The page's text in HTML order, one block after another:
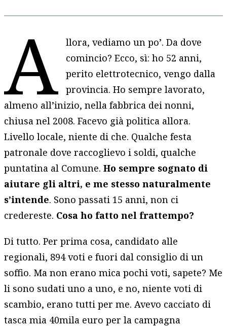
A
llora, vediamo un po’. Da dove
comincio? Ecco, sì: ho 52 anni,
perito elettrotecnico, vengo dalla
provincia. Ho sempre lavorato,
almeno all’inizio, nella fabbrica dei nonni,
chiusa nel 2008. Facevo già politica allora.
Livello locale, niente di che. Qualche festa
patronale dove raccoglievo i soldi, qualche
puntatina al Comune.Ho sempre sognato di
aiutare gli altri, e me stesso naturalmente
s’intende. Sono passati 15 anni, non ci
credereste. Cosa ho fatto nel frattempo?
Di tutto. Per prima cosa, candidato alle
regionali, 894 voti e fuori dal consiglio di un
soffio. Ma non erano mica pochi voti, sapete? Me
li sono sudati uno a uno, e no, niente voti di
scambio, erano tutti per me. Avevo cacciato di
tasca mia 40mila euro per la campagna